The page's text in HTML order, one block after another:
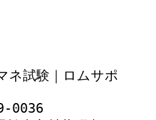
ネ試験｜ロムサポ
0036